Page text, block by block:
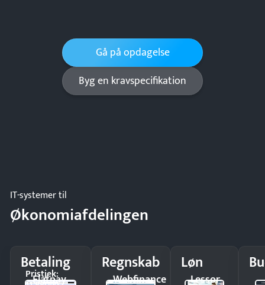
Gå på opdagelse
Byg en kravspecifikation
IT-systemer til
Økonomiafdelingen
Betaling
Flatpay
Pristjek: Regnskab
Webfinance
Løn
Lessor